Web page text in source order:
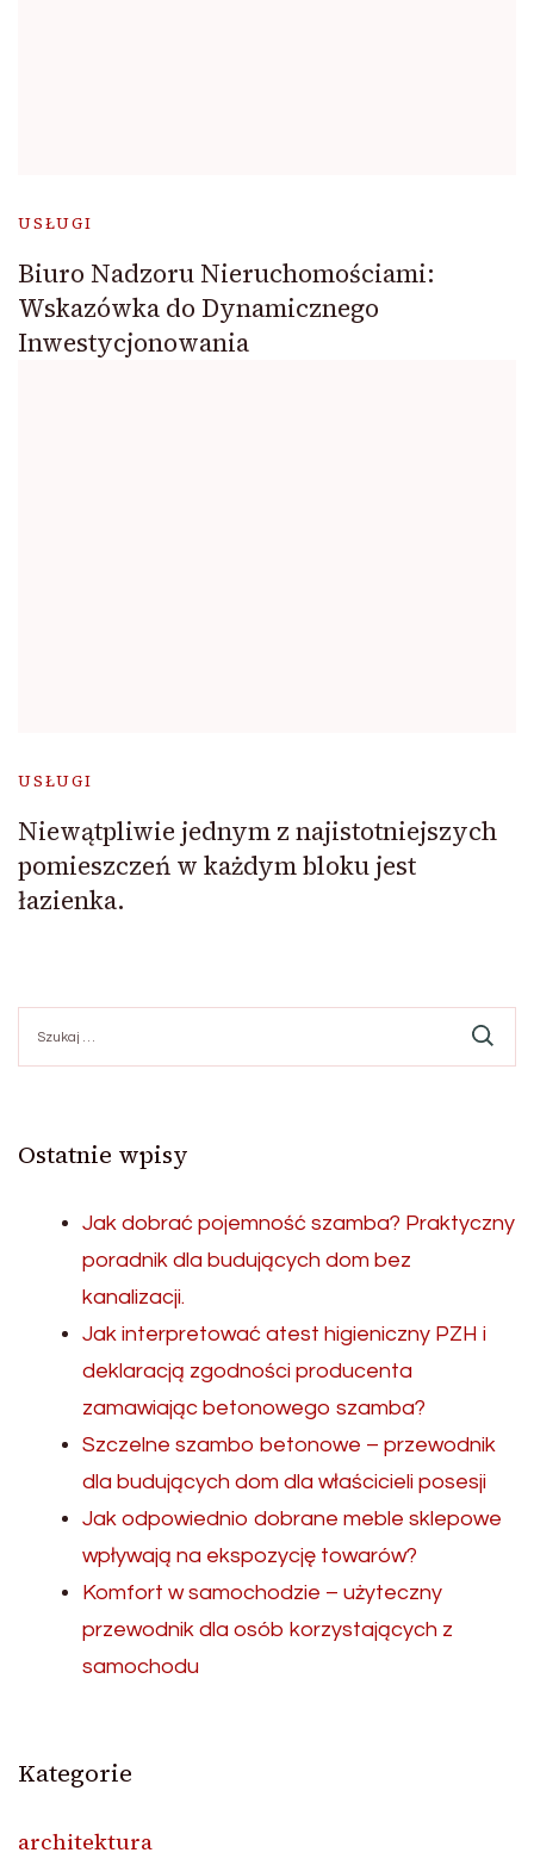
USŁUGI
Biuro Nadzoru Nieruchomościami:
Wskazówka do Dynamicznego
Inwestycjonowania
USŁUGI
Niewątpliwie jednym z najistotniejszych
pomieszczeń w każdym bloku jest
łazienka.
Ostatnie wpisy
Jak dobrać pojemność szamba? Praktyczny
poradnik dla budujących dom bez
kanalizacji.
Jak interpretować atest higieniczny PZH i
deklaracją zgodności producenta
zamawiając betonowego szamba?
Szczelne szambo betonowe – przewodnik
dla budujących dom dla właścicieli posesji
Jak odpowiednio dobrane meble sklepowe
wpływają na ekspozycję towarów?
Komfort w samochodzie – użyteczny
przewodnik dla osób korzystających z
samochodu
Kategorie
architektura